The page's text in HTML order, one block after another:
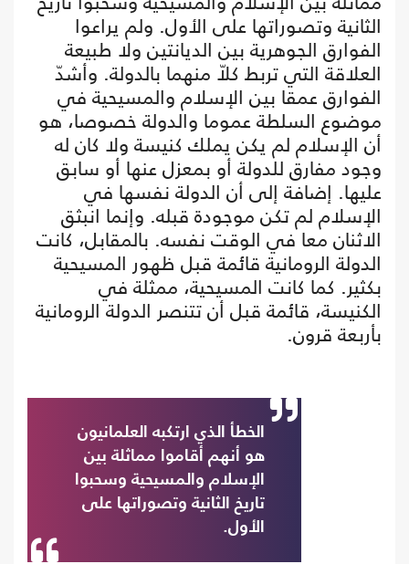
الثانية وتصوراتها على الأول. ولم يراعوا
الفوارق الجوهرية بين الديانتين ولا طبيعة
العلاقة التي تربط كلاّ منهما بالدولة. وأشدّ
الفوارق عمقا بين الإسلام والمسيحية في
موضوع السلطة عموما والدولة خصوصا، هو
أن الإسلام لم يكن يملك كنيسة ولا كان له
وجود مفارق للدولة أو بمعزل عنها أو سابق
عليها. إضافة إلى أن الدولة نفسها في
الإسلام لم تكن موجودة قبله. وإنما انبثق
الاثنان معا في الوقت نفسه. بالمقابل، كانت
الدولة الرومانية قائمة قبل ظهور المسيحية
بكثير. كما كانت المسيحية، ممثلة في
الكنيسة، قائمة قبل أن تتنصر الدولة الرومانية
بأربعة قرون.
الخطأ الذي ارتكبه العلمانيون
هو أنهم أقاموا مماثلة بين
الإسلام والمسيحية وسحبوا
تاريخ الثانية وتصوراتها على
الأول.